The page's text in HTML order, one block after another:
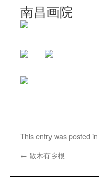
南昌画院
This entry was posted
← 散木有乡根